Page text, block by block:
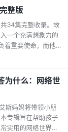
惯
整版
34集完整收录。故
一个充满想象力的
着重要使命，而他的
始，展开了一系列
内容特色： 健康科
识。例如“汉堡包为
事的同时，潜移默
教于乐：汉堡王
为什么：网络世
斯妈妈将带领小朋
专辑旨在帮助孩子
实用的网络世界遨